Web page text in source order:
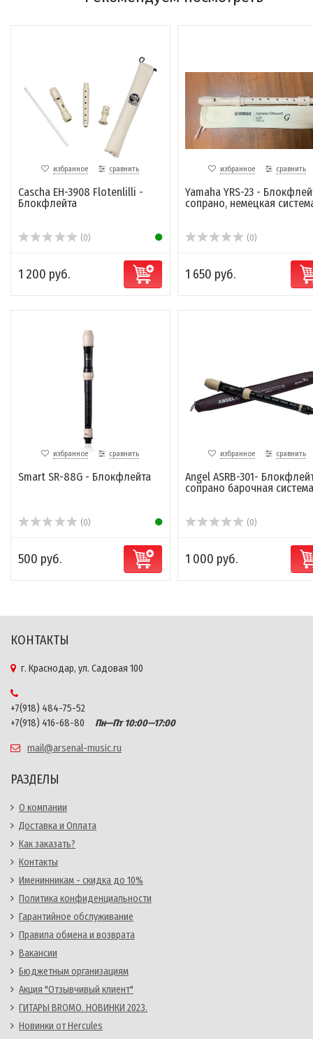
избранное сравнить
Cascha EH-3908 Flotenlilli -
Блокфлейта
(0)
1 200 руб.
избранное сравнить
Yamaha YRS-23 -
сопрано, немецкая
(0)
1 650 руб.
избранное сравнить
Smart SR-88G - Блокфлейта
(0)
500 руб.
избранное сравнить
Angel ASRB-301-
сопрано барочная система
(0)
1 000 руб.
КОНТАКТЫ
г. Краснодар, ул. Садовая 100
+7(918) 484-75-52
+7(918) 416-68-80
Пн—Пт 10:00—17:00
mail@arsenal-music.ru
РАЗДЕЛЫ
О компании
Доставка и Оплата
Как заказать?
Контакты
Именинникам - скидка до 10%
Политика конфиденциальности
Гарантийное обслуживание
Правила обмена и возврата
Вакансии
Бюджетным организациям
Акция "Отзывчивый клиент"
ГИТАРЫ BROMO. НОВИНКИ 2023.
Новинки от Hercules